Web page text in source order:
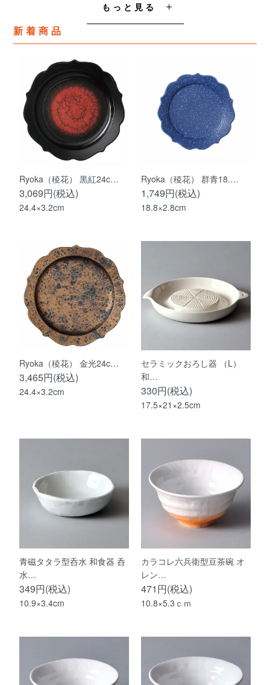
もっと見る
新着商品
Ryoka（稜花） 黒紅24c…
3,069円(税込)
24.4×3.2cm
Ryoka（稜花） 群青18.…
1,749円(税込)
18.8×2.8cm
Ryoka（稜花） 金光24c…
3,465円(税込)
24.4×3.2cm
セラミックおろし器 （L）
和…
330円(税込)
17.5×21×2.5cm
青磁タタラ型呑水 和食器 呑
水…
349円(税込)
10.9×3.4cm
カラコレ六兵衛型豆茶碗 オ
レン…
471円(税込)
10.8×5.3ｃｍ